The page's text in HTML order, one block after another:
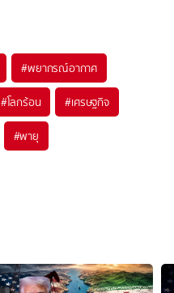
#พยากรณ์อากาศ
#โลกร้อน #เศรษฐกิจ
#พายุ